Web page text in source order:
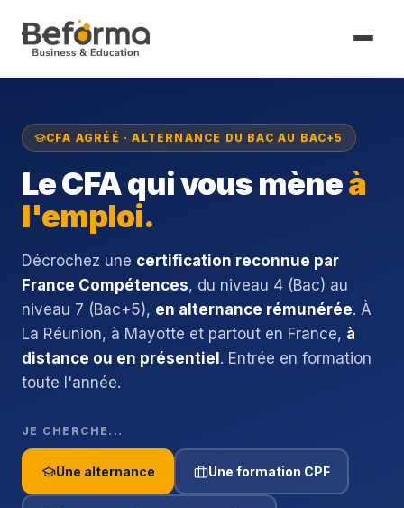
CFA AGRÉÉ · ALTERNANCE DU BAC AU BAC+5
Le CFA qui vous mèneà
l'emploi.
Décrochez une certification reconnue par
France Compétences, du niveau 4 (Bac) au
niveau 7 (Bac+5), en alternance rémunérée. À
La Réunion, à Mayotte et partout en France, à
distance ou en présentiel . Entrée en formation
toute l'année.
JE CHERCHE...
Une alternance Une formation CPF